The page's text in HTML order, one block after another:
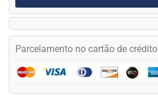
Parcelamento no cartão de crédito